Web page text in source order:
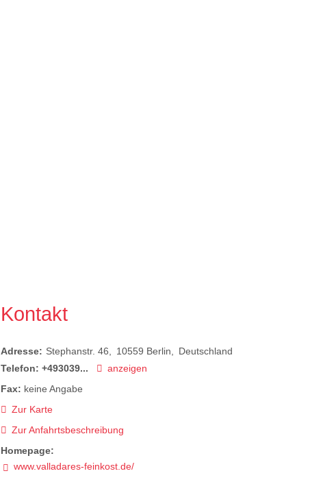
Kontakt
Adresse: Stephanstr. 46 10559 Berlin
Deutschland
Telefon: +493039...
anzeigen
Fax: keine Angabe
Zur Karte
Zur Anfahrtsbeschreibung
Homepage:
www.valladares-feinkost.de/